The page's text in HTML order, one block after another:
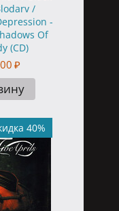
/
-
Of
(CD)
₽
40%